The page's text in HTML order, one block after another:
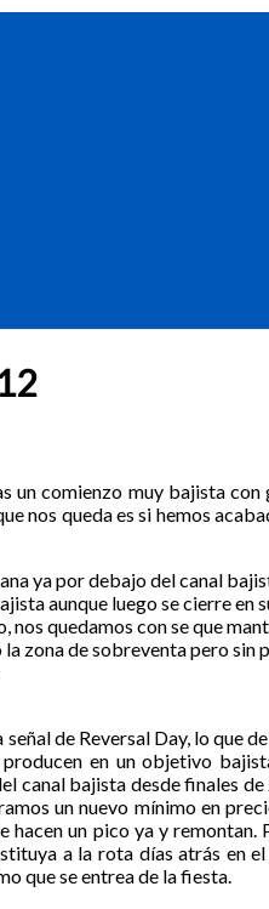
un comienzo muy bajista
nos queda es si hemos
ya por debajo del canal
aunque luego se cierre en
quedamos con se que
zona de sobreventa pero
de Reversal Day, lo que
en un objetivo
canal bajista desde finales
un nuevo mínimo en
un pico ya y remontan.
a la rota días atrás en
que se entrea de la fiesta.